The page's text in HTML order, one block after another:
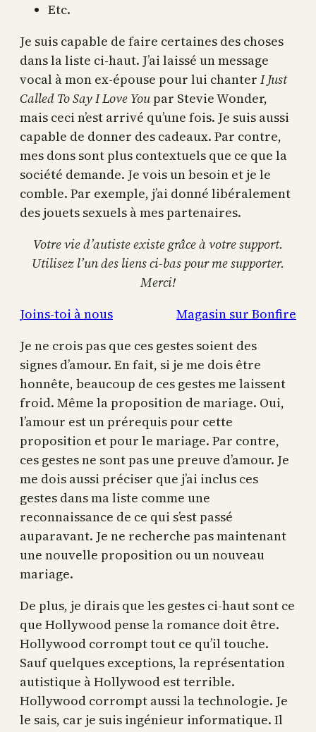
Etc.
Je suis capable de faire certaines des choses
dans la liste ci-haut. J’ai laissé un message
vocal à mon ex-épouse pour lui chanter I Just
Called To Say I Love You par Stevie Wonder,
mais ceci n’est arrivé qu’une fois. Je suis aussi
capable de donner des cadeaux. Par contre,
mes dons sont plus contextuels que ce que la
société demande. Je vois un besoin et je le
comble. Par exemple, j’ai donné libéralement
des jouets sexuels à mes partenaires.
Votre vie d’autiste existe grâce à votre support.
Utilisez l’un des liens ci-bas pour me supporter.
Merci!
Joins-toi à nous
Magasin sur Bonfire
Je ne crois pas que ces gestes soient des
signes d’amour. En fait, si je me dois être
honnête, beaucoup de ces gestes me laissent
froid. Même la proposition de mariage. Oui,
l’amour est un prérequis pour cette
proposition et pour le mariage. Par contre,
ces gestes ne sont pas une preuve d’amour. Je
me dois aussi préciser que j’ai inclus ces
gestes dans ma liste comme une
reconnaissance de ce qui s’est passé
auparavant. Je ne recherche pas maintenant
une nouvelle proposition ou un nouveau
mariage.
De plus, je dirais que les gestes ci-haut sont ce
que Hollywood pense la romance doit être.
Hollywood corrompt tout ce qu’il touche.
Sauf quelques exceptions, la représentation
autistique à Hollywood est terrible.
Hollywood corrompt aussi la technologie. Je
le sais, car je suis ingénieur informatique. Il